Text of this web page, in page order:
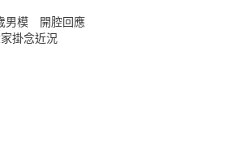
男模 開腔回應
掛念近況